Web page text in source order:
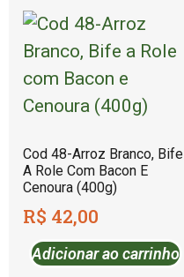
Cod 48-Arroz Branco, Bife
A Role Com Bacon E
Cenoura (400g)
R$ 42,00
Adicionar ao carrinho